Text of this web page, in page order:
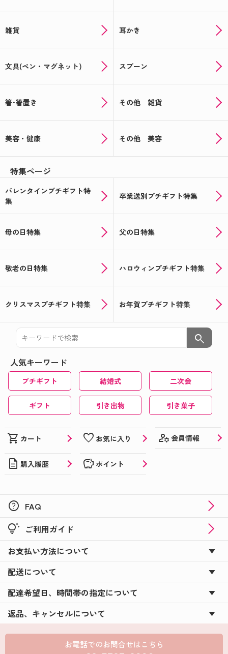
雑貨 耳かき
文具(ペン・マグネット) スプーン
箸･箸置き その他 雑貨
美容・健康 その他 美容
特集ページ
バレンタインプチギフト特
集
卒業送別プチギフト特集
母の日特集 父の日特集
敬老の日特集 ハロウィンプチギフト特集
クリスマスプチギフト特集 お年賀プチギフト特集
search
人気キーワード
プチギフト 結婚式 二次会
ギフト 引き出物 引き菓子
shopping_cart カート favorite お気に入り manage_accounts 会員情報
description 購入履歴 savings ポイント
help FAQ
tips_and_updates ご利用ガイド
お支払い方法について
配送について
配達希望日、時間帯の指定について
返品、キャンセルについて
お電話でのお問合せはこちら